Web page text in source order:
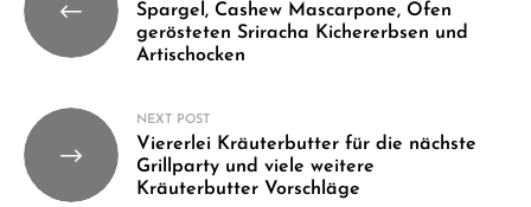
Spargel, Cashew Mascarpone, Ofen
gerösteten Sriracha Kichererbsen und
Artischocken
NEXT POST
Viererlei Kräuterbutter für die nächste
Grillparty und viele weitere
Kräuterbutter Vorschläge